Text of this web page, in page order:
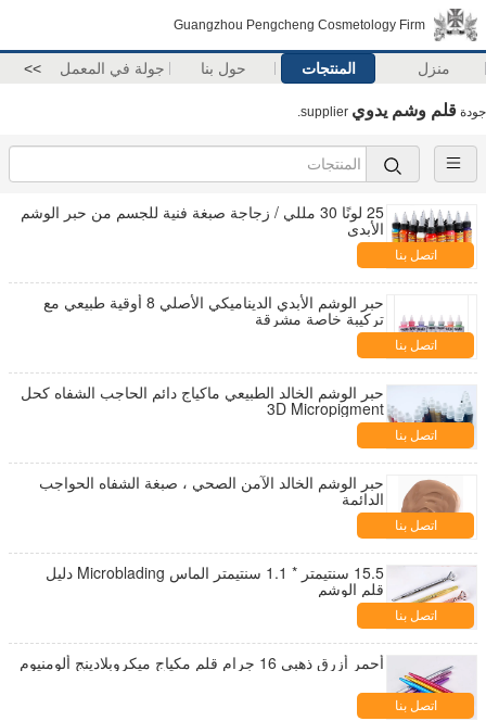
Guangzhou Pengcheng Cosmetology Firm
منزل المنتجات حول بنا جولة في المعمل >>
جودة قلم وشم يدوي
25 لونًا 30 مللي / زجاجة صبغة فنية للجسم من حبر الوشم
الأبدي
اتصل بنا
حبر الوشم الأبدي الديناميكي الأصلي 8 أوقية طبيعي مع
تركيبة خاصة مشرقة
اتصل بنا
حبر الوشم الخالد الطبيعي ماكياج دائم الحاجب الشفاه كحل
3D Micropigment
اتصل بنا
حبر الوشم الخالد الآمن الصحي ، صبغة الشفاه الحواجب
الدائمة
اتصل بنا
15.5 سنتيمتر * 1.1 سنتيمتر الماس Microblading دليل
قلم الوشم
اتصل بنا
أحمر أزرق ذهبي 16 جرام قلم مكياج ميكروبلادينج ألومنيوم
اتصل بنا